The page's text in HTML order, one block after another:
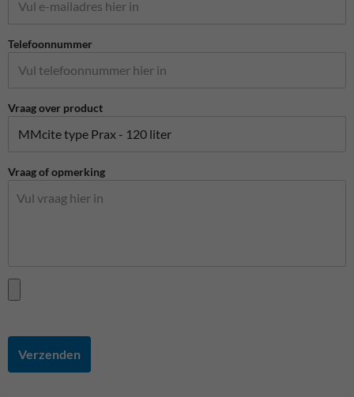
Telefoonnummer
Vraag over product
Vraag of opmerking
Verzenden